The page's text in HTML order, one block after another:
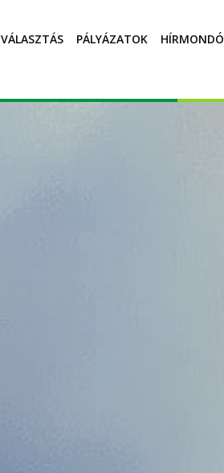
VÁLASZTÁS PÁLYÁZATOK HÍRMONDÓ